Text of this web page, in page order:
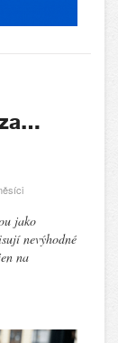
jako
nevýhodné
na